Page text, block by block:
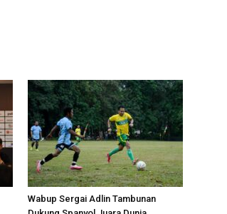
Wabup Sergai Adlin Tambunan